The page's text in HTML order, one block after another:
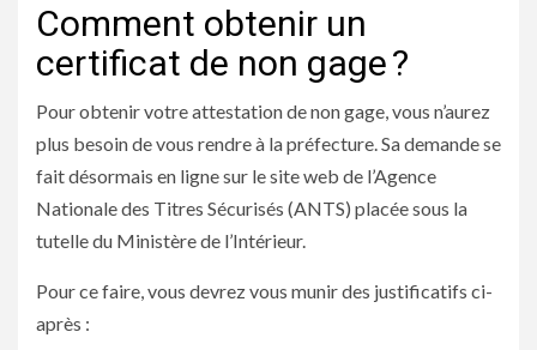
Comment obtenir un
certificat de non gage ?
Pour obtenir votre attestation de non gage, vous n’aurez
plus besoin de vous rendre à la préfecture. Sa demande se
fait désormais en ligne sur le site web de l’Agence
Nationale des Titres Sécurisés (ANTS) placée sous la
tutelle du Ministère de l’Intérieur.
Pour ce faire, vous devrez vous munir des justificatifs ci-
après :